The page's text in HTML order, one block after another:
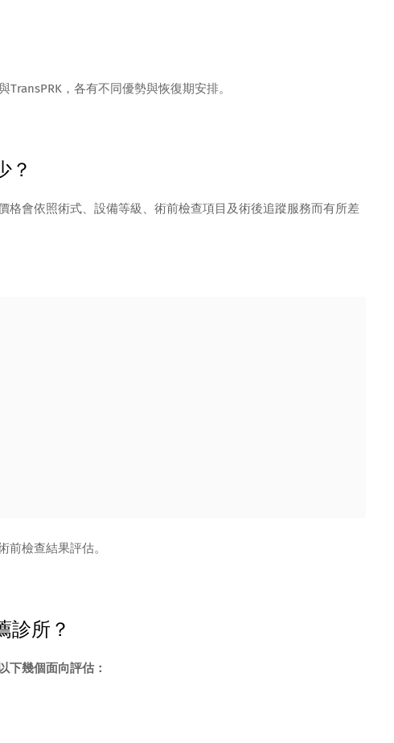
TransPRK，各有不同優勢與恢復期安排。
？
格會依照術式、設備等級、術前檢查項目及術後追蹤服務而有所差
前檢查結果評估。
診所？
下幾個面向評估：